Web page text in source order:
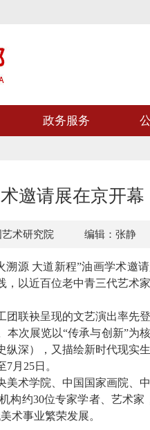
政务服务
邀请展在京开幕
术研究院 编辑：张静
源 大道新程”油画学术邀
以近百位老中青三代艺术
联袂呈现的文艺演出率先
次展览以“传承与创新”为
深），又描绘新时代现实
月25日。
术学院、中国国家画院、
构约30位专家学者、艺术家
术事业繁荣发展。